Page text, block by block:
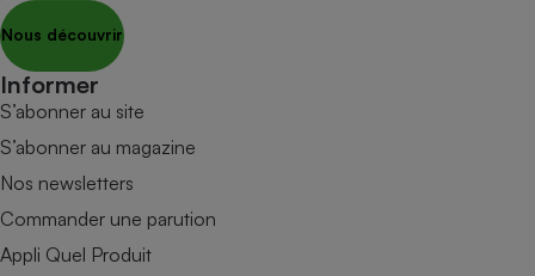
Nous découvrir
Informer
S’abonner au site
S’abonner au magazine
Nos newsletters
Commander une parution
Appli Quel Produit